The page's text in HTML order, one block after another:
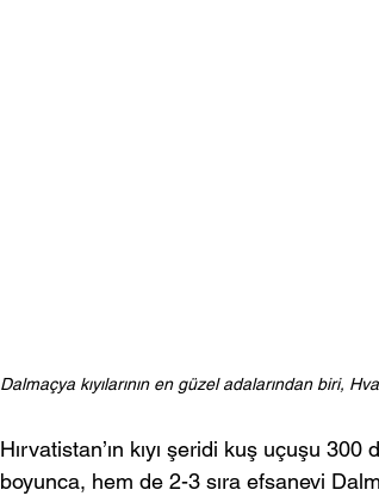
Dalmaçya kıyılarının en güzel adalarından biri,
Hırvatistan’ın kıyı şeridi kuş uçuşu
boyunca, hem de 2-3 sıra efsanevi